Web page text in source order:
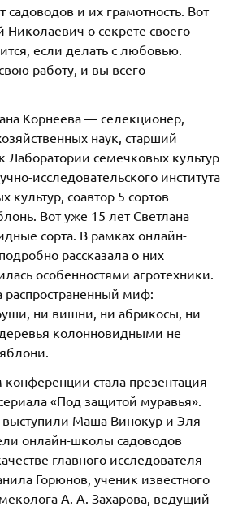
садоводов и их грамотность. Вот
Николаевич о секрете своего
если делать с любовью.
работу, и вы всего
Корнеева — селекционер,
наук, старший
Лаборатории семечковых культур
исследовательского института
культур, соавтор 5 сортов
Вот уже 15 лет Светлана
сорта. В рамках онлайн-
рассказала о них
особенностями агротехники.
распространенный миф:
ни вишни, ни абрикосы, ни
колонновидными не
стала презентация
«Под защитой муравья».
Маша Винокур и Эля
онлайн-школы садоводов
главного исследователя
Горюнов, ученик известного
А. А. Захарова, ведущий